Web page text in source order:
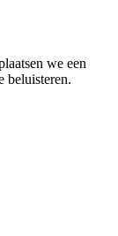
we een
beluisteren.